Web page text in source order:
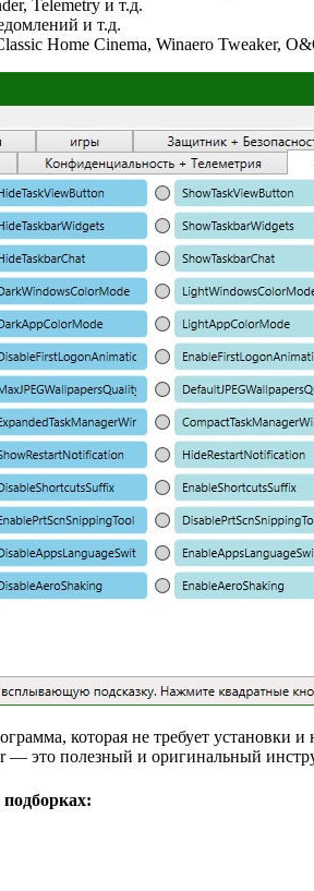
Telemetry и т.д.
и т.д.
Home Cinema, Winaero Tweaker,
которая не требует установки
это полезный и оригинальный